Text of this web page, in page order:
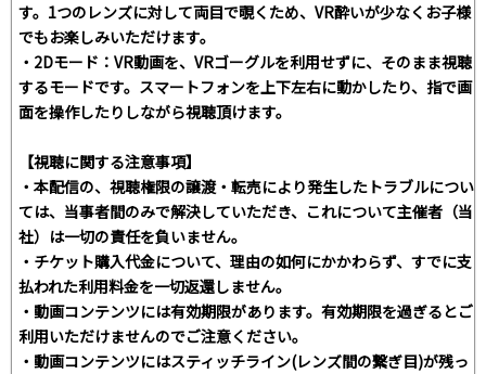
す。1つのレンズに対して両目で覗くため、VR酔いが少なくお子様
でもお楽しみいただけます。
・2Dモード：VR動画を、VRゴーグルを利用せずに、そのまま視聴
するモードです。スマートフォンを上下左右に動かしたり、指で画
面を操作したりしながら視聴頂けます。
【視聴に関する注意事項】
・本配信の、視聴権限の譲渡・転売により発生したトラブルについ
ては、当事者間のみで解決していただき、これについて主催者（当
社）は一切の責任を負いません。
・チケット購入代金について、理由の如何にかかわらず、すでに支
払われた利用料金を一切返還しません。
・動画コンテンツには有効期限があります。有効期限を過ぎるとご
利用いただけませんのでご注意ください。
・動画コンテンツにはスティッチライン(レンズ間の繋ぎ目)が残っ